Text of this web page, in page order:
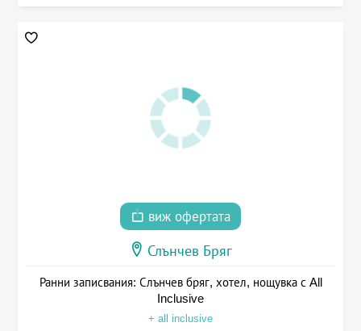
виж офертата
Слънчев Бряг
Ранни записвания: Слънчев бряг, хотел, нощувка с All
Inclusive
+ all inclusive